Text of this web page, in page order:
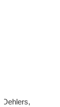
Oehlers,